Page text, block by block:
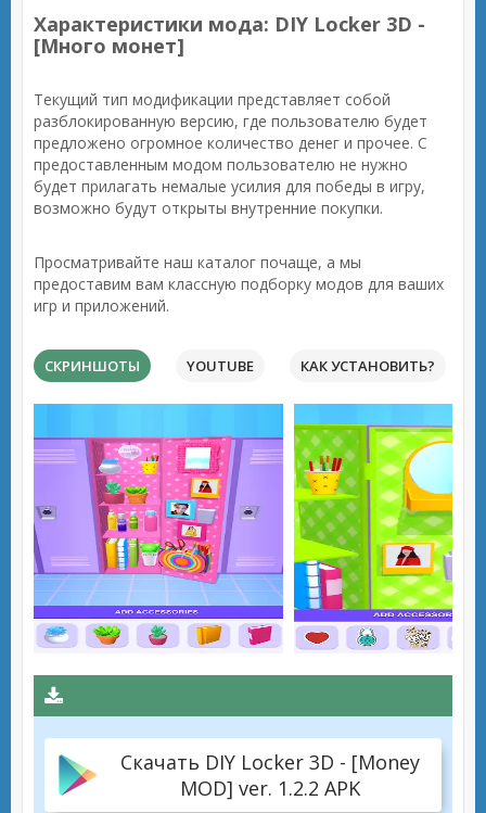
Характеристики мода: DIY Locker 3D -
[Много монет]
Текущий тип модификации представляет собой
разблокированную версию, где пользователю будет
предложено огромное количество денег и прочее. С
предоставленным модом пользователю не нужно
будет прилагать немалые усилия для победы в игру,
возможно будут открыты внутренние покупки.
Просматривайте наш каталог почаще, а мы
предоставим вам классную подборку модов для ваших
игр и приложений.
СКРИНШОТЫ YOUTUBE КАК УСТАНОВИТЬ?
Скачать DIY Locker 3D - [Money
MOD] ver. 1.2.2 APK